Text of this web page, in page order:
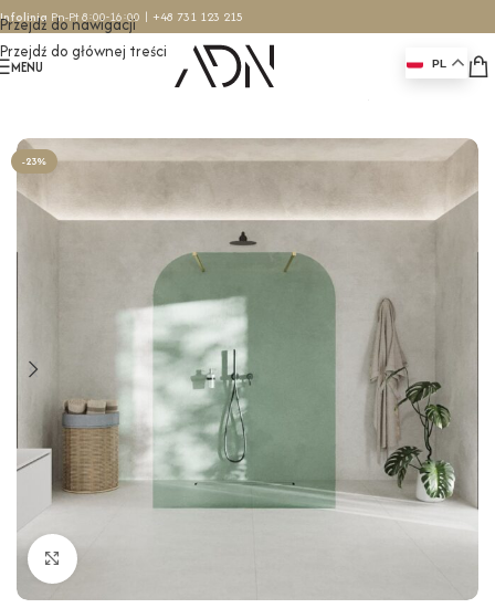
Przejdź do nawigacji
Przejdź do głównej treści
Infolinia Pn-Pt 8:00-16:00 | +48 731 123 215
MENU PL
Ścianki prysznicowe Ścianki wolnostojące
-23%
Kliknij, aby powiększyć